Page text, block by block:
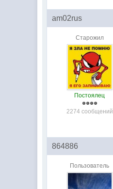
am02rus
Старожил
Постоялец
2274 сообщений
864886
Пользователь